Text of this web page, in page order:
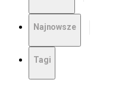
Najnowsze
Tagi